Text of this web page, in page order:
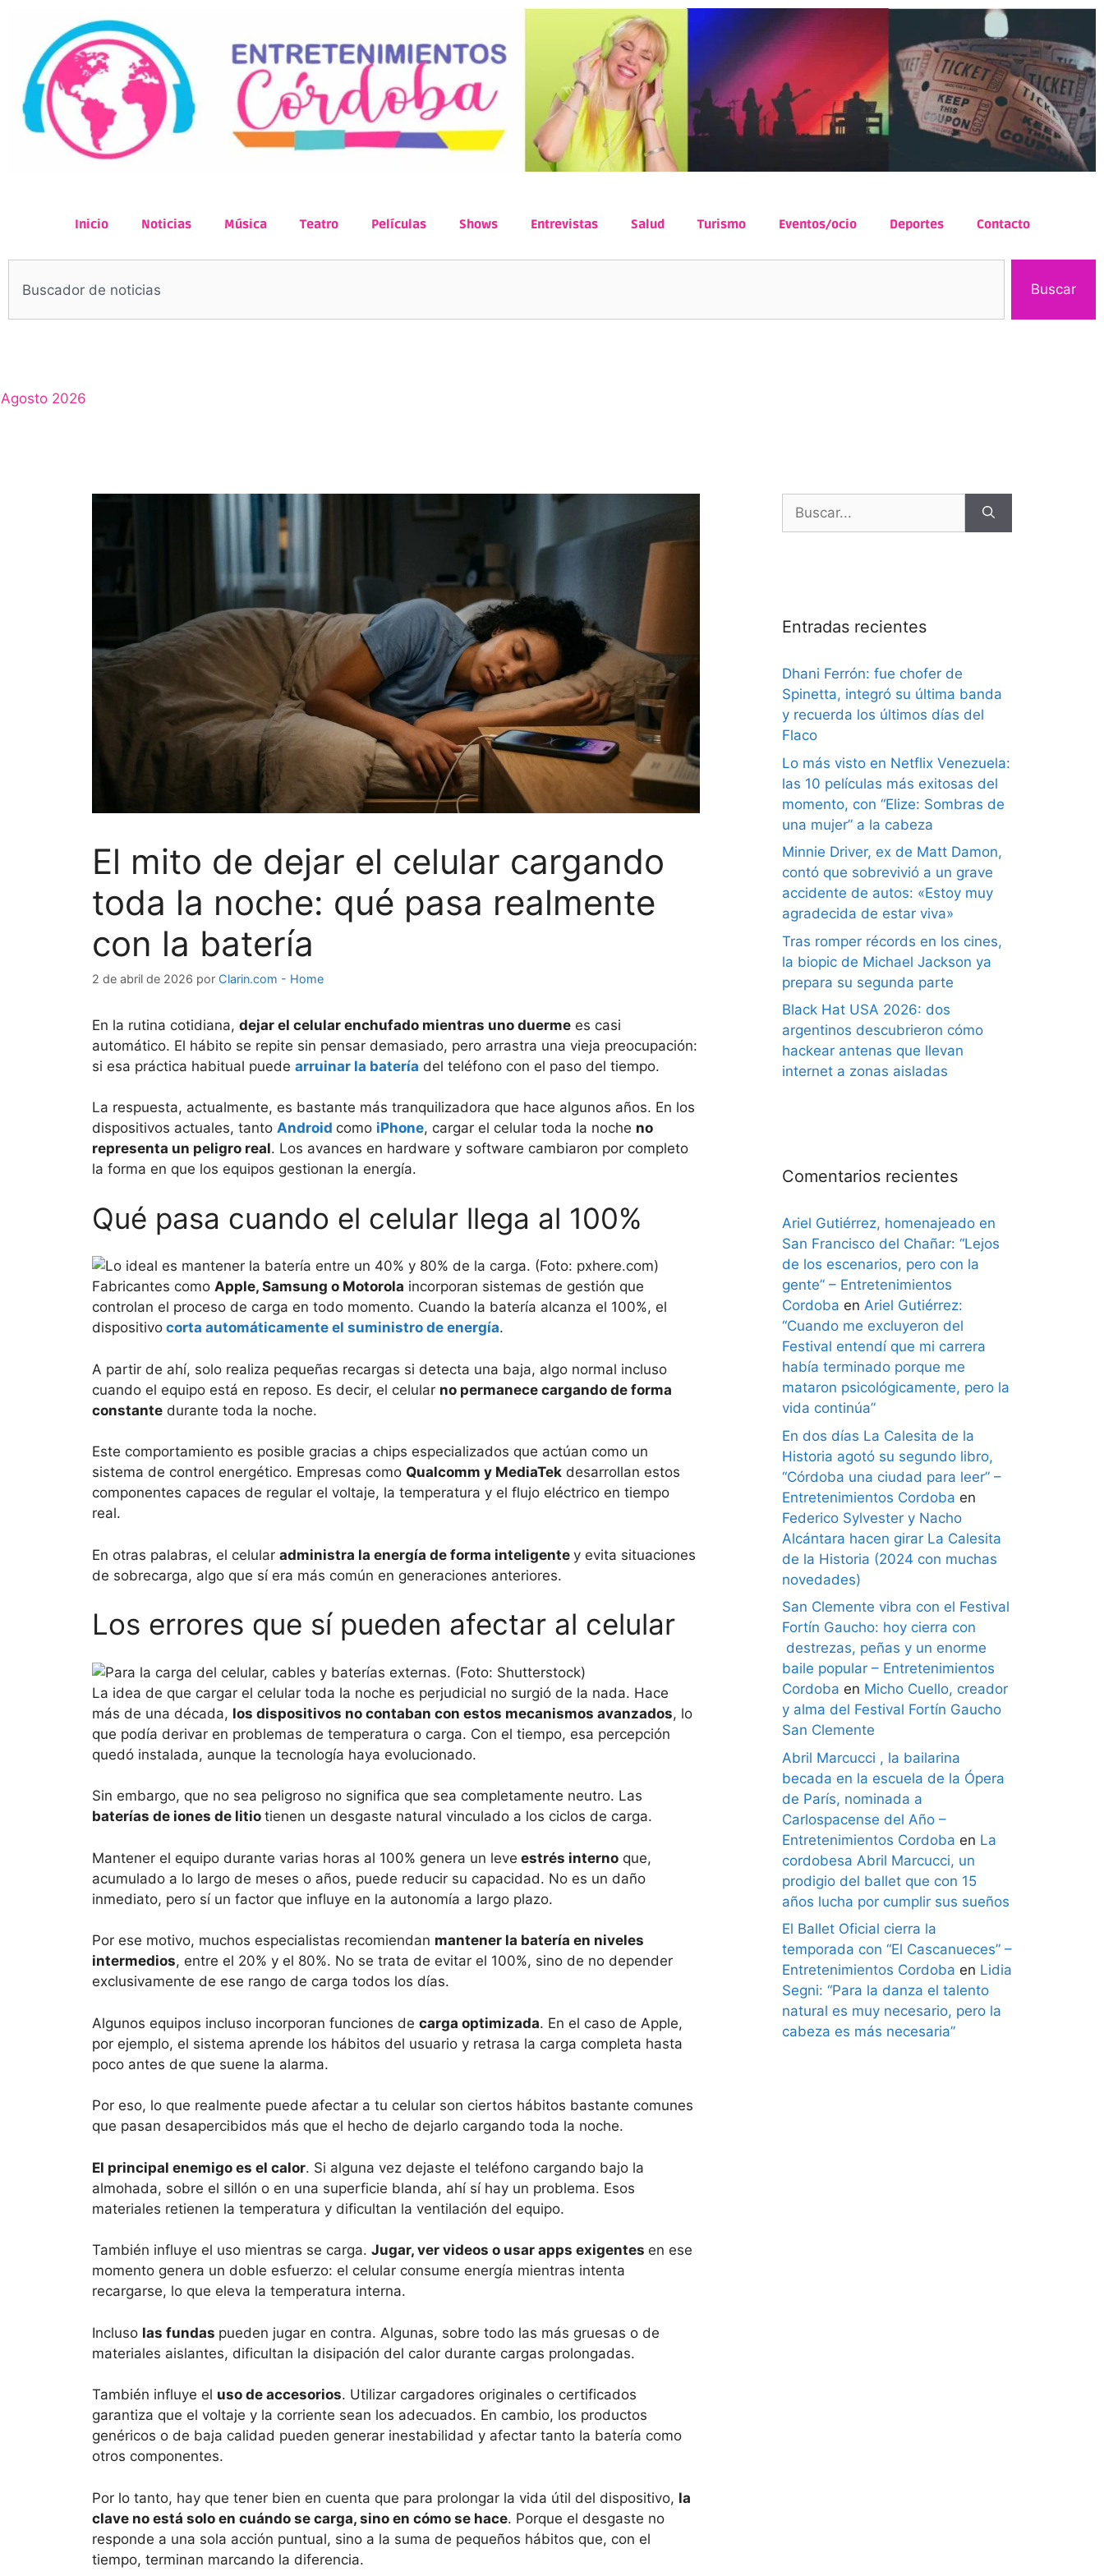
Inicio Noticias Música Teatro Películas Shows Entrevistas Salud Turismo Eventos/ocio Deportes Contacto
Buscar
Agosto 2026
El mito de dejar el celular cargando
toda la noche: qué pasa realmente
con la batería
2 de abril de 2026 por Clarin.com - Home
En la rutina cotidiana, dejar el celular enchufado mientras uno duerme es casi
automático. El hábito se repite sin pensar demasiado, pero arrastra una vieja preocupación:
si esa práctica habitual puede arruinar la batería del teléfono con el paso del tiempo.
La respuesta, actualmente, es bastante más tranquilizadora que hace algunos años. En los
dispositivos actuales, tanto Android como iPhone, cargar el celular toda la noche no
representa un peligro real. Los avances en hardware y software cambiaron por completo
la forma en que los equipos gestionan la energía.
Qué pasa cuando el celular llega al 100%
Fabricantes como Apple, Samsung o Motorola incorporan sistemas de gestión que
controlan el proceso de carga en todo momento. Cuando la batería alcanza el 100%, el
dispositivo corta automáticamente el suministro de energía.
A partir de ahí, solo realiza pequeñas recargas si detecta una baja, algo normal incluso
cuando el equipo está en reposo. Es decir, el celular no permanece cargando de forma
constante durante toda la noche.
Este comportamiento es posible gracias a chips especializados que actúan como un
sistema de control energético. Empresas como Qualcomm y MediaTek desarrollan estos
componentes capaces de regular el voltaje, la temperatura y el flujo eléctrico en tiempo
real.
En otras palabras, el celular administra la energía de forma inteligente y evita situaciones
de sobrecarga, algo que sí era más común en generaciones anteriores.
Los errores que sí pueden afectar al celular
La idea de que cargar el celular toda la noche es perjudicial no surgió de la nada. Hace
más de una década, los dispositivos no contaban con estos mecanismos avanzados, lo
que podía derivar en problemas de temperatura o carga. Con el tiempo, esa percepción
quedó instalada, aunque la tecnología haya evolucionado.
Sin embargo, que no sea peligroso no significa que sea completamente neutro. Las
baterías de iones de litio tienen un desgaste natural vinculado a los ciclos de carga.
Mantener el equipo durante varias horas al 100% genera un leve estrés interno que,
acumulado a lo largo de meses o años, puede reducir su capacidad. No es un daño
inmediato, pero sí un factor que influye en la autonomía a largo plazo.
Por ese motivo, muchos especialistas recomiendan mantener la batería en niveles
intermedios, entre el 20% y el 80%. No se trata de evitar el 100%, sino de no depender
exclusivamente de ese rango de carga todos los días.
Algunos equipos incluso incorporan funciones de carga optimizada. En el caso de Apple,
por ejemplo, el sistema aprende los hábitos del usuario y retrasa la carga completa hasta
poco antes de que suene la alarma.
Por eso, lo que realmente puede afectar a tu celular son ciertos hábitos bastante comunes
que pasan desapercibidos más que el hecho de dejarlo cargando toda la noche.
El principal enemigo es el calor. Si alguna vez dejaste el teléfono cargando bajo la
almohada, sobre el sillón o en una superficie blanda, ahí sí hay un problema. Esos
materiales retienen la temperatura y dificultan la ventilación del equipo.
También influye el uso mientras se carga. Jugar, ver videos o usar apps exigentes en ese
momento genera un doble esfuerzo: el celular consume energía mientras intenta
recargarse, lo que eleva la temperatura interna.
Incluso las fundas pueden jugar en contra. Algunas, sobre todo las más gruesas o de
materiales aislantes, dificultan la disipación del calor durante cargas prolongadas.
También influye el uso de accesorios. Utilizar cargadores originales o certificados
garantiza que el voltaje y la corriente sean los adecuados. En cambio, los productos
genéricos o de baja calidad pueden generar inestabilidad y afectar tanto la batería como
otros componentes.
Por lo tanto, hay que tener bien en cuenta que para prolongar la vida útil del dispositivo, la
clave no está solo en cuándo se carga, sino en cómo se hace. Porque el desgaste no
responde a una sola acción puntual, sino a la suma de pequeños hábitos que, con el
tiempo, terminan marcando la diferencia.
Entradas recientes
Dhani Ferrón: fue chofer de
Spinetta, integró su última banda
y recuerda los últimos días del
Flaco
Lo más visto en Netflix Venezuela:
las 10 películas más exitosas del
momento, con “Elize: Sombras de
una mujer” a la cabeza
Minnie Driver, ex de Matt Damon,
contó que sobrevivió a un grave
accidente de autos: «Estoy muy
agradecida de estar viva»
Tras romper récords en los cines,
la biopic de Michael Jackson ya
prepara su segunda parte
Black Hat USA 2026: dos
argentinos descubrieron cómo
hackear antenas que llevan
internet a zonas aisladas
Comentarios recientes
Ariel Gutiérrez, homenajeado en
San Francisco del Chañar: “Lejos
de los escenarios, pero con la
gente” – Entretenimientos
Cordoba en Ariel Gutiérrez:
“Cuando me excluyeron del
Festival entendí que mi carrera
había terminado porque me
mataron psicológicamente, pero la
vida continúa”
En dos días La Calesita de la
Historia agotó su segundo libro,
“Córdoba una ciudad para leer” –
Entretenimientos Cordoba en
Federico Sylvester y Nacho
Alcántara hacen girar La Calesita
de la Historia (2024 con muchas
novedades)
San Clemente vibra con el Festival
Fortín Gaucho: hoy cierra con
destrezas, peñas y un enorme
baile popular – Entretenimientos
Cordoba en Micho Cuello, creador
y alma del Festival Fortín Gaucho
San Clemente
Abril Marcucci , la bailarina
becada en la escuela de la Ópera
de París, nominada a
Carlospacense del Año –
Entretenimientos Cordoba en La
cordobesa Abril Marcucci, un
prodigio del ballet que con 15
años lucha por cumplir sus sueños
El Ballet Oficial cierra la
temporada con “El Cascanueces” –
Entretenimientos Cordoba en Lidia
Segni: “Para la danza el talento
natural es muy necesario, pero la
cabeza es más necesaria”